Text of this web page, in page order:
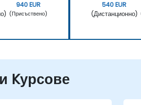
940 EUR
(Присъствено)
540 EUR
(Дистанционно)
Kурсове